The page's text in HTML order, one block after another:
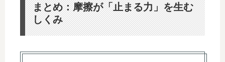
まとめ：摩擦が「止まる力」を生む
しくみ